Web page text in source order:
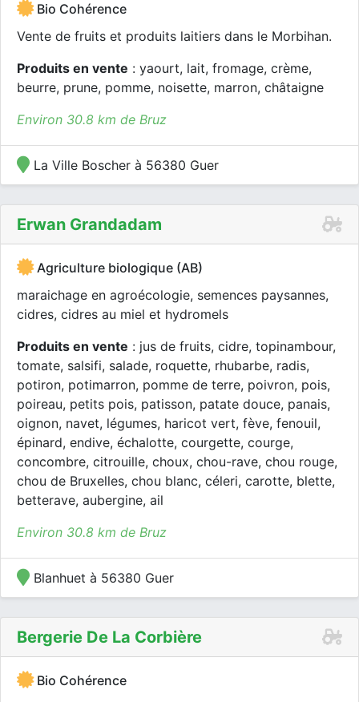
Bio Cohérence
Vente de fruits et produits laitiers dans le Morbihan.
Produits en vente : yaourt, lait, fromage, crème,
beurre, prune, pomme, noisette, marron, châtaigne
Environ 30.8 km de Bruz
La Ville Boscher à 56380 Guer
Erwan Grandadam
Agriculture biologique (AB)
maraichage en agroécologie, semences paysannes,
cidres, cidres au miel et hydromels
Produits en vente : jus de fruits, cidre, topinambour,
tomate, salsifi, salade, roquette, rhubarbe, radis,
potiron, potimarron, pomme de terre, poivron, pois,
poireau, petits pois, patisson, patate douce, panais,
oignon, navet, légumes, haricot vert, fève, fenouil,
épinard, endive, échalotte, courgette, courge,
concombre, citrouille, choux, chou-rave, chou rouge,
chou de Bruxelles, chou blanc, céleri, carotte, blette,
betterave, aubergine, ail
Environ 30.8 km de Bruz
Blanhuet à 56380 Guer
Bergerie De La Corbière
Bio Cohérence